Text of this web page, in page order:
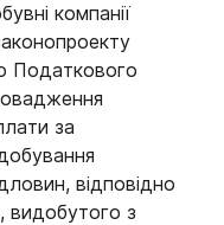
компанії
Податкового
за
відповідно
видобутого з